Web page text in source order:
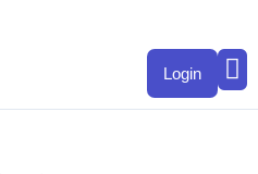
Login